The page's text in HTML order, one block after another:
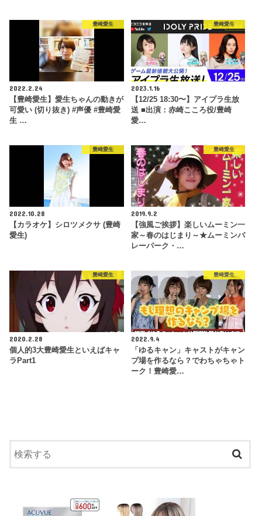
豊崎愛生
2022.2.24
【豊崎愛生】愛生ちゃんの動きが
可愛い (切り抜き) #声優 #豊崎愛
生 …
豊崎愛生
2023.1.16
【12/25 18:30〜】アイプラ生放
送 ■出演：赤崎こころ役/豊崎
愛…
豊崎愛生
2022.10.28
【カラオケ】シロツメクサ (豊崎
愛生)
豊崎愛生
2019.9.2
【強風ご挨拶】楽しいムーミン一
家～春のはじまり～★ムーミンバ
レーパーク・…
豊崎愛生
2020.2.28
個人的3大豊崎愛生といえばキャ
ラPart1
豊崎愛生
2022.9.4
「ゆるキャン」キャストがキャン
プ場を作るなら？でわちゃちゃト
ーク！豊崎愛…